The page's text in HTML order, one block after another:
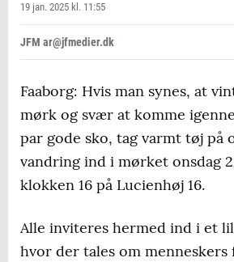
19 jan. 2025 kl. 11:55
JFM ar@jfmedier.dk
Faaborg: Hvis man synes, at
mørk og svær at komme
par gode sko, tag varmt tøj på
vandring ind i mørket onsdag
klokken 16 på Lucienhøj 16.
Alle inviteres hermed ind i et
hvor der tales om